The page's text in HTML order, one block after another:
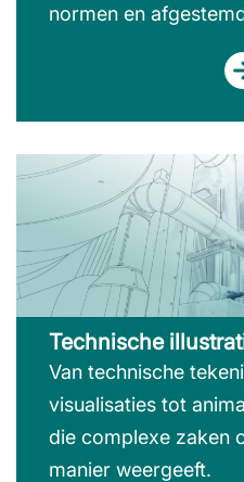
normen en
Technische
Van technische
visualisaties tot
die complexe zaken
manier weergeeft.